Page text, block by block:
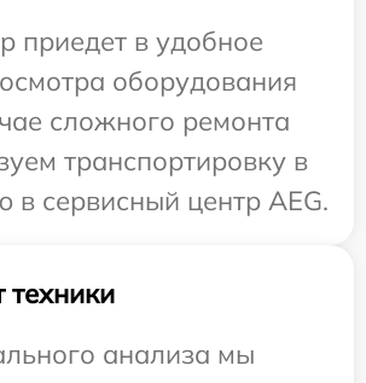
приедет в удобное
оборудования
сложного ремонта
транспортировку в
в сервисный центр AEG.
техники
анализа мы